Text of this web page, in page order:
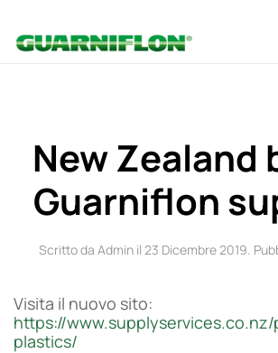
Skip to main content
New Zealand
Guarniflon
Scritto da Admin il 23 Dicembre 2019.
Visita il nuovo sito:
https://
plastics/